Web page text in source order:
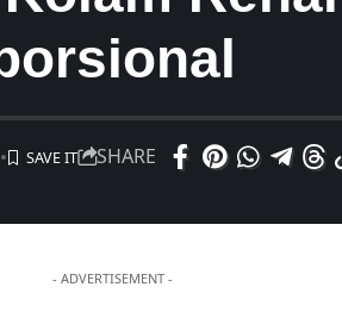
SHARE
- ADVERTISEMENT -